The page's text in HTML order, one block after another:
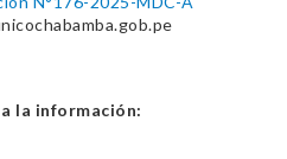
la información: